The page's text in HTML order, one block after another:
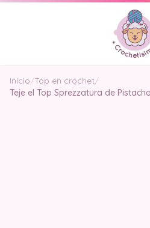
Inicio/Top en crochet/
Teje el Top Sprezzatura de